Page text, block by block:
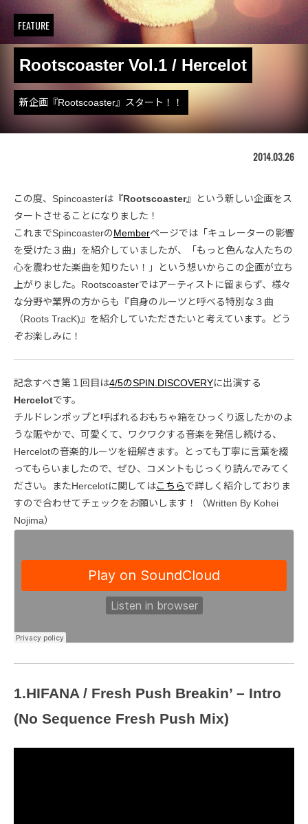
FEATURE
Rootscoaster Vol.1 / Hercelot
新企画『Rootscoaster』スタート！！
2014.03.26
この度、Spincoasterは 『Rootscoaster』
という新しい企画をス
タートさせることになりました！
これまでSpincoasterのMemberページでは「キュレーターの影響
を受けた３曲」を紹介していましたが、「もっと色んな人たちの
心を震わせた楽曲を知りたい！」という想いからこの企画が立ち
上がりました。Rootscoasterではアーティストに留まらず、様々
な分野や業界の方からも『自身のルーツと呼べる特別な３曲
（Roots TracK)』を紹介していただきたいと考えています。どう
ぞお楽しみに！
記念すべき第１回目は4/5のSPIN.DISCOVERYに出演する
Hercelotです。
チルドレンポップと呼ばれるおもちゃ箱をひっくり返したかのよ
うな賑やかで、可愛くて、ワクワクする音楽を発信し続ける、
Hercelotの音楽的ルーツを紐解きます。とっても丁寧に言葉を綴
ってもらいましたので、ぜひ、コメントもじっくり読んでみてく
ださい。またHercelotに関してはこちらで詳しく紹介しておりま
すので合わせてチェックをお願いします！（Written By Kohei
Nojima）
1.HIFANA / Fresh Push Breakin’ – Intro
(No Sequence Fresh Push Mix)